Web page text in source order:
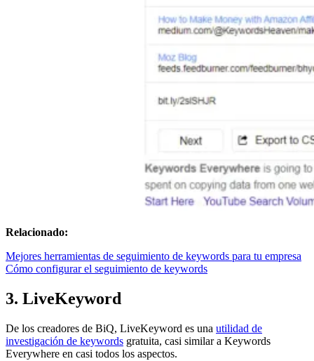
Relacionado:
Mejores herramientas de seguimiento de keywords para tu empresa
Cómo configurar el seguimiento de keywords
3. LiveKeyword
De los creadores de BiQ, LiveKeyword es una utilidad de
investigación de keywords gratuita, casi similar a Keywords
Everywhere en casi todos los aspectos.